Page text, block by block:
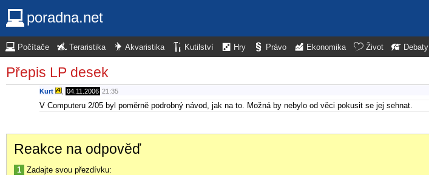
poradna.net
Počítače Teraristika Akvaristika Kutilství Hry Právo Ekonomika Život Debaty
Přepis LP desek
Kurt 04.11.2006 21:35
V Computeru 2/05 byl poměrně podrobný návod, jak na to. Možná by nebylo od věci pokusit se jej sehnat.
Reakce na odpověď
1 Zadajte svou přezdívku: